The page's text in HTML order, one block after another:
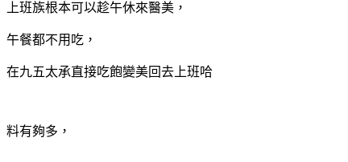
上班族根本可以趁午休來醫美，
午餐都不用吃，
在九五太承直接吃飽變美回去上班哈
料有夠多，